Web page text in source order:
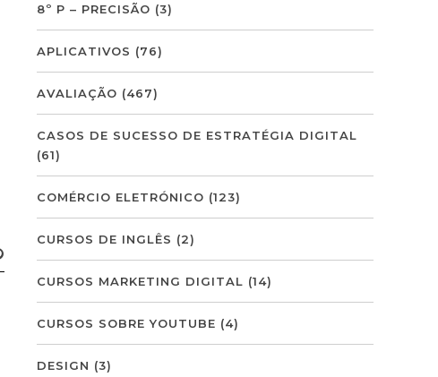
8º P – PRECISÃO (3)
APLICATIVOS (76)
AVALIAÇÃO (467)
CASOS DE SUCESSO DE ESTRATÉGIA DIGITAL
(61)
COMÉRCIO ELETRÓNICO (123)
CURSOS DE INGLÊS (2)
CURSOS MARKETING DIGITAL (14)
CURSOS SOBRE YOUTUBE (4)
DESIGN (3)